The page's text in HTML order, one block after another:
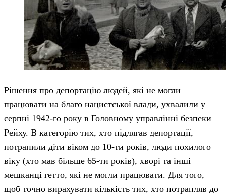
Рішення про депортацію людей, які не могли
працювати на благо нацистської влади, ухвалили у
серпні 1942-го року в Головному управлінні безпеки
Рейху. В категорію тих, хто підлягав депортації,
потрапили діти віком до 10-ти років, люди похилого
віку (хто мав більше 65-ти років), хворі та інші
мешканці гетто, які не могли працювати. Для того,
щоб точно вирахувати кількість тих, хто потрапляв до